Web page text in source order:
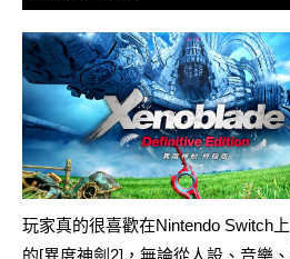
玩家真的很喜歡在Nintendo Switch